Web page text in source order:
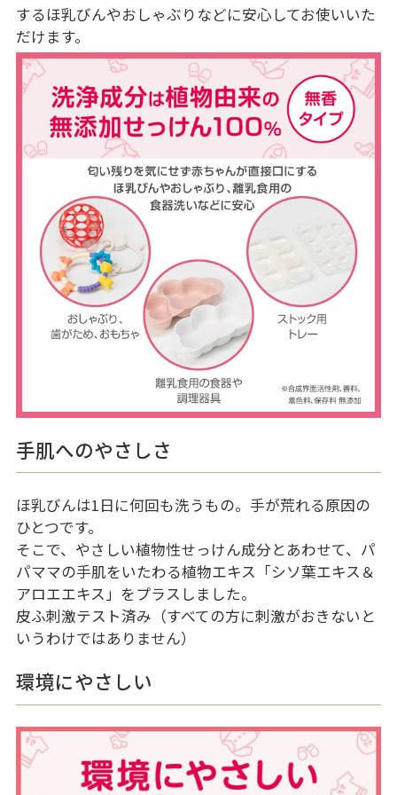
するほ乳びんやおしゃぶりなどに安心してお使いいた
だけます。
手肌へのやさしさ
ほ乳びんは1日に何回も洗うもの。手が荒れる原因の
ひとつです。
そこで、やさしい植物性せっけん成分とあわせて、パ
パママの手肌をいたわる植物エキス「シソ葉エキス＆
アロエエキス」をプラスしました。
皮ふ刺激テスト済み（すべての方に刺激がおきないと
いうわけではありません）
環境にやさしい